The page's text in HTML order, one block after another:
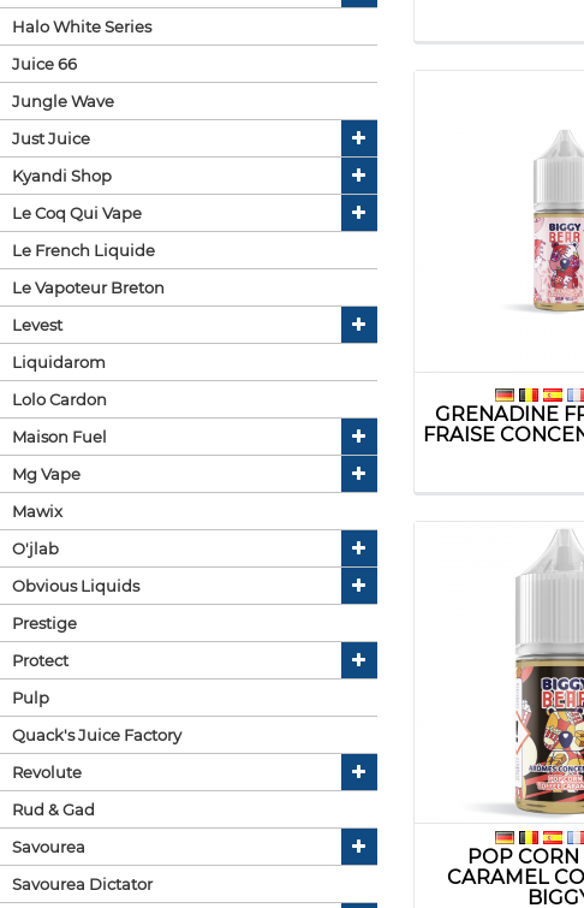
Halo White Series
Juice 66
Jungle Wave
Just Juice
Kyandi Shop
Le Coq Qui Vape
Le French Liquide
Le Vapoteur Breton
Levest
Liquidarom
Lolo Cardon
Maison Fuel
Mg Vape
Mawix
O'jlab
Obvious Liquids
Prestige
Protect
Pulp
Quack's Juice Factory
Revolute
Rud & Gad
Savourea
Savourea Dictator
GRENADINE
FRAISE
POP CORN
CARAMEL